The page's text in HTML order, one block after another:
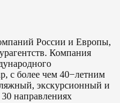
России и Европы,
Компания
с более чем 40−летним
экскурсионный и
направлениях